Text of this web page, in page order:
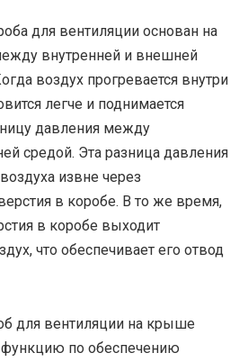
для вентиляции основан на
внутренней и внешней
воздух прогревается внутри
легче и поднимается
давления между
средой. Эта разница давления
извне через
в коробе. В то же время,
в коробе выходит
что обеспечивает его отвод
для вентиляции на крыше
по обеспечению